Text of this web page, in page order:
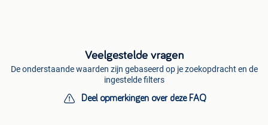
Veelgestelde vragen
De onderstaande waarden zijn gebaseerd op je zoekopdracht en de
ingestelde filters
Deel opmerkingen over deze FAQ